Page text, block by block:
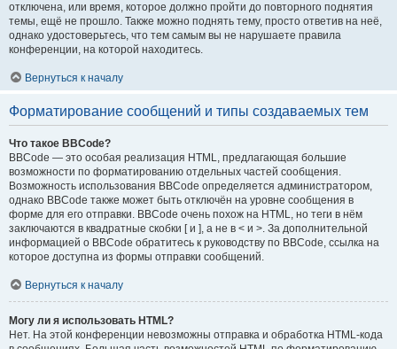
отключена, или время, которое должно пройти до повторного поднятия
темы, ещё не прошло. Также можно поднять тему, просто ответив на неё,
однако удостоверьтесь, что тем самым вы не нарушаете правила
конференции, на которой находитесь.
Вернуться к началу
Форматирование сообщений и типы создаваемых тем
Что такое BBCode?
BBCode — это особая реализация HTML, предлагающая большие
возможности по форматированию отдельных частей сообщения.
Возможность использования BBCode определяется администратором,
однако BBCode также может быть отключён на уровне сообщения в
форме для его отправки. BBCode очень похож на HTML, но теги в нём
заключаются в квадратные скобки [ и ], а не в < и >. За дополнительной
информацией о BBCode обратитесь к руководству по BBCode, ссылка на
которое доступна из формы отправки сообщений.
Вернуться к началу
Могу ли я использовать HTML?
Нет. На этой конференции невозможны отправка и обработка HTML-кода